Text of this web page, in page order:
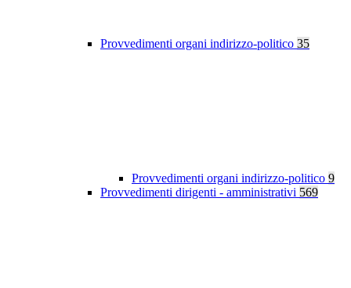
Provvedimenti organi indirizzo-politico 35
Provvedimenti organi indirizzo-politico 9
Provvedimenti dirigenti - amministrativi 569